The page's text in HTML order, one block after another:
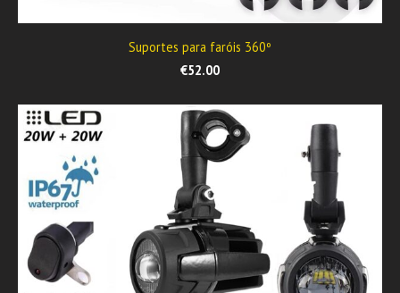
Suportes para faróis 360º
€52.00